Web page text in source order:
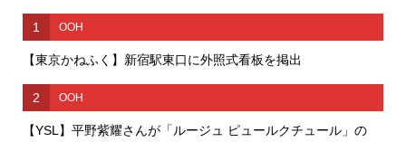
1 OOH
【東京かねふく】新宿駅東口に外照式看板を掲出
2 OOH
【YSL】平野紫耀さんが「ルージュ ピュールクチュール」の